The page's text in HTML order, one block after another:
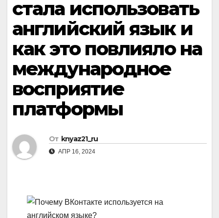
стала использовать
английский язык и
как это повлияло на
международное
восприятие
платформы
От knyaz21_ru
АПР 16, 2024